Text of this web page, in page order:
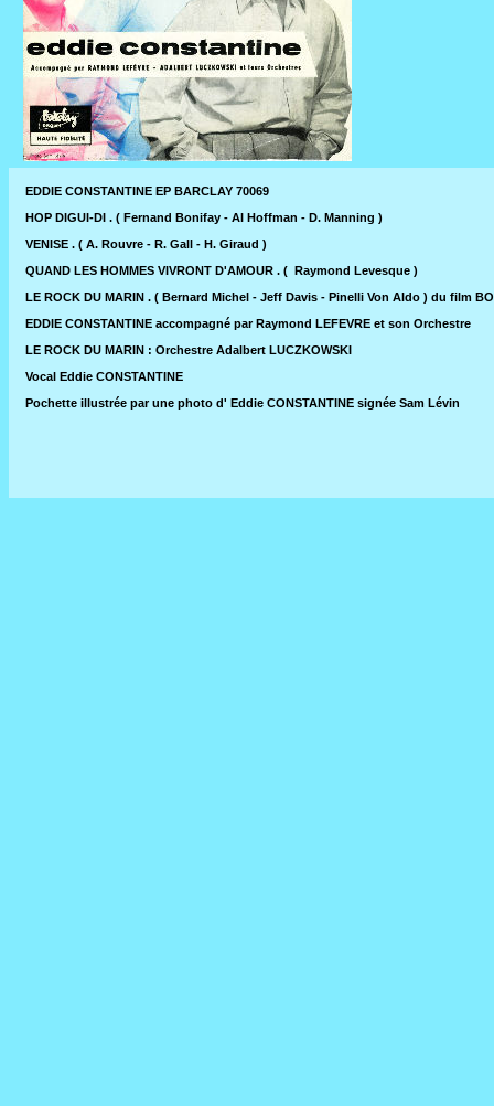
EDDIE CONSTANTINE EP BARCLAY 70069
HOP DIGUI-DI . ( Fernand Bonifay - Al Hoffman - D. Manning )
VENISE . ( A. Rouvre - R. Gall - H. Giraud )
QUAND LES HOMMES VIVRONT D'AMOUR . ( Raymond Levesque )
LE ROCK DU MARIN . ( Bernard Michel - Jeff Davis - Pinelli Von Aldo ) du film
EDDIE CONSTANTINE accompagné par Raymond LEFEVRE et son Orchestre
LE ROCK DU MARIN : Orchestre Adalbert LUCZKOWSKI
Vocal Eddie CONSTANTINE
Pochette illustrée par une photo d' Eddie CONSTANTINE signée Sam Lévin